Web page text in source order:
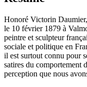
Honoré Victorin
le 10 février 1879 à
peintre et sculpteur
sociale et politique en
il est surtout connu pour
satires du comportement
perception que nous